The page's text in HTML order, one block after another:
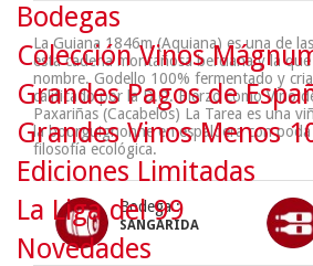
La Guiana 1846m (Aquiana) es una de
esta cadena montañosa berciana y la que
nombre. Godello 100% fermentado y
calificado por la D.O. Bierzo como Vino
Paxariñas (Cacabelos) La Tarea es una
la bourguignonne en espaldera con
filosofía ecológica.
Bodega :
SANGARIDA
Bodegas
Colección Vinos
Grandes Pagos de
Grandes Vinos Menos
Ediciones Limitadas
La Liga del 99
Novedades